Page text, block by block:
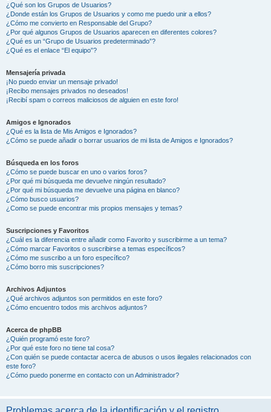
¿Qué son los Grupos de Usuarios?
¿Donde están los Grupos de Usuarios y como me puedo unir a ellos?
¿Cómo me convierto en Responsable del Grupo?
¿Por qué algunos Grupos de Usuarios aparecen en diferentes colores?
¿Qué es un “Grupo de Usuarios predeterminado”?
¿Qué es el enlace “El equipo”?
Mensajería privada
¡No puedo enviar un mensaje privado!
¡Recibo mensajes privados no deseados!
¡Recibí spam o correos maliciosos de alguien en este foro!
Amigos e Ignorados
¿Qué es la lista de Mis Amigos e Ignorados?
¿Cómo se puede añadir o borrar usuarios de mi lista de Amigos e Ignorados?
Búsqueda en los foros
¿Cómo se puede buscar en uno o varios foros?
¿Por qué mi búsqueda me devuelve ningún resultado?
¿Por qué mi búsqueda me devuelve una página en blanco?
¿Cómo busco usuarios?
¿Como se puede encontrar mis propios mensajes y temas?
Suscripciones y Favoritos
¿Cuál es la diferencia entre añadir como Favorito y suscribirme a un tema?
¿Cómo marcar Favoritos o suscribirse a temas específicos?
¿Cómo me suscribo a un foro específico?
¿Cómo borro mis suscripciones?
Archivos Adjuntos
¿Qué archivos adjuntos son permitidos en este foro?
¿Cómo encuentro todos mis archivos adjuntos?
Acerca de phpBB
¿Quién programó este foro?
¿Por qué este foro no tiene tal cosa?
¿Con quién se puede contactar acerca de abusos o usos ilegales relacionados con
este foro?
¿Cómo puedo ponerme en contacto con un Administrador?